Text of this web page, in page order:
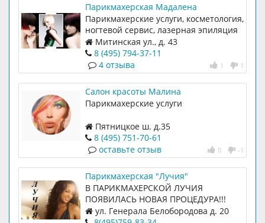
Парикмахерская Мадалена
Парикмахерские услуги, косметология,
ногтевой сервис, лазерная эпиляция
Митинская ул., д. 43
8 (495) 794-37-11
1 1
4 отзыва
Салон красоты Малина
Парикмахерские услуги
Пятницкое ш. д.35
8 (495) 751-70-61
0 -1
оставьте отзыв
Парикмахерская "Лучия"
В ПАРИКМАХЕРСКОЙ ЛУЧИЯ
ПОЯВИЛАСЬ НОВАЯ ПРОЦЕДУРА!!!
ГИРУДОТЕРАПИЯ!
ул. Генерала Белобородова д. 20